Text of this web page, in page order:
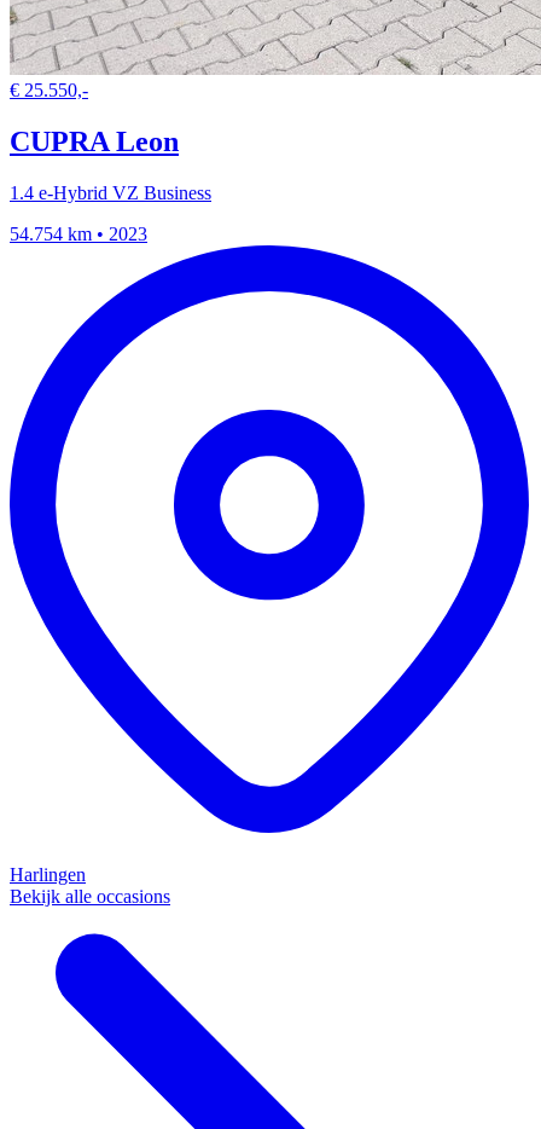
€ 25.550,-
CUPRA Leon
1.4 e-Hybrid VZ Business
54.754 km • 2023
Harlingen
Bekijk alle occasions